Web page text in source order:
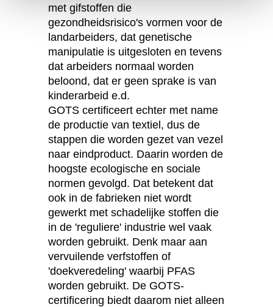
met gifstoffen die
gezondheidsrisico's vormen voor de
landarbeiders, dat genetische
manipulatie is uitgesloten en tevens
dat arbeiders normaal worden
beloond, dat er geen sprake is van
kinderarbeid e.d.
GOTS certificeert echter met name
de productie van textiel, dus de
stappen die worden gezet van vezel
naar eindproduct. Daarin worden de
hoogste ecologische en sociale
normen gevolgd. Dat betekent dat
ook in de fabrieken niet wordt
gewerkt met schadelijke stoffen die
in de 'reguliere' industrie wel vaak
worden gebruikt. Denk maar aan
vervuilende verfstoffen of
'doekveredeling' waarbij PFAS
worden gebruikt. De GOTS-
certificering biedt daarom niet alleen